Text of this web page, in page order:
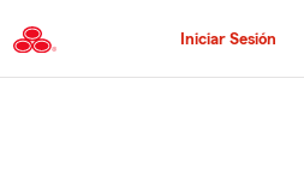
al
contenido
principal
Iniciar Sesión